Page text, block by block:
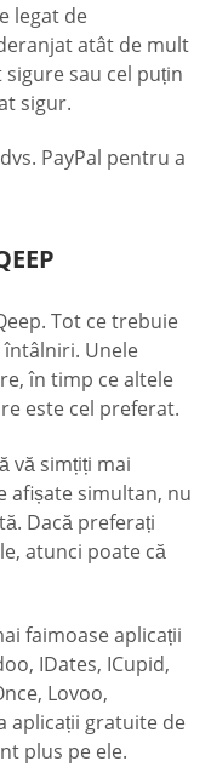
legat de
atât de mult
sau cel puțin
sigur.
PayPal pentru a
Tot ce trebuie
întâlniri. Unele
în timp ce altele
este cel preferat.
vă simțiți mai
afișate simultan, nu
Dacă preferați
atunci poate că
faimoase aplicații
IDates, ICupid,
Lovoo,
aplicații gratuite de
plus pe ele.